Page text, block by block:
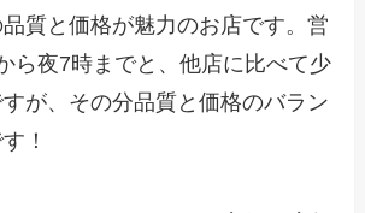
質と価格が魅力のお店です。営
ら夜7時までと、他店に比べて少
が、その分品質と価格のバラン
！